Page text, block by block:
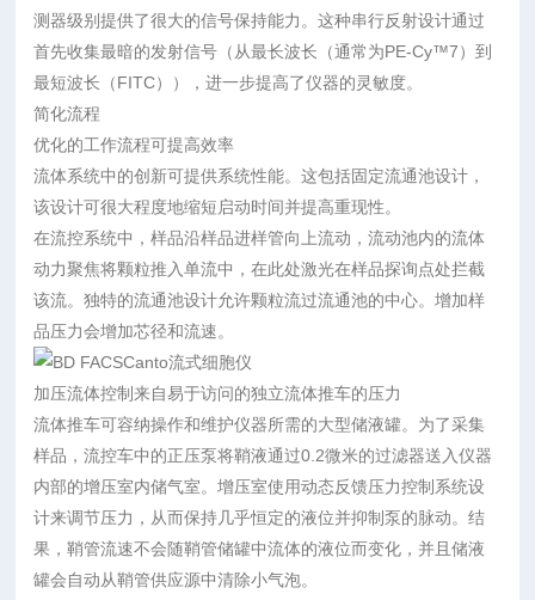
测器级别提供了很大的信号保持能力。这种串行反射设计通过
首先收集最暗的发射信号（从最长波长（通常为PE-Cy™7）到
最短波长（FITC）），进一步提高了仪器的灵敏度。
简化流程
优化的工作流程可提高效率
流体系统中的创新可提供系统性能。这包括固定流通池设计，
该设计可很大程度地缩短启动时间并提高重现性。
在流控系统中，样品沿样品进样管向上流动，流动池内的流体
动力聚焦将颗粒推入单流中，在此处激光在样品探询点处拦截
该流。独特的流通池设计允许颗粒流过流通池的中心。增加样
品压力会增加芯径和流速。
加压流体控制来自易于访问的独立流体推车的压力
流体推车可容纳操作和维护仪器所需的大型储液罐。为了采集
样品，流控车中的正压泵将鞘液通过0.2微米的过滤器送入仪器
内部的增压室内储气室。增压室使用动态反馈压力控制系统设
计来调节压力，从而保持几乎恒定的液位并抑制泵的脉动。结
果，鞘管流速不会随鞘管储罐中流体的液位而变化，并且储液
罐会自动从鞘管供应源中清除小气泡。